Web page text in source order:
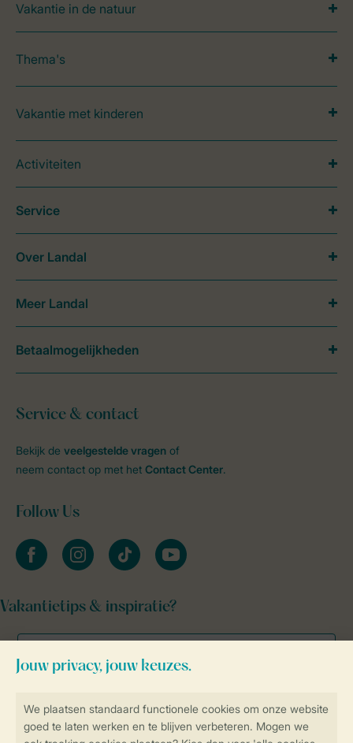
Vakantie in de natuur
Thema's
Vakantie met kinderen
Activiteiten
Service & contact
Bekijk de veelgestelde vragen of
neem contact op met het Contact Center.
Follow Us
facebookinstagramtiktok youtube
Vakantietips & inspiratie?
Service
Over Landal
Meer Landal
Betaalmogelijkheden